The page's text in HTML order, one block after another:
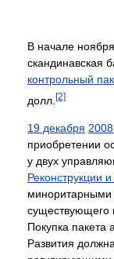
В начале ноября
скандинавская
контрольный
долл. [2]
19 декабря
приобретении
у двух
Реконструкции
миноритарными
существующего
Покупка пакета
Развития